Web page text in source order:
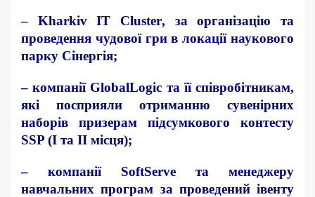
– Kharkiv IT Cluster, за організацію та
проведення чудової гри в локації наукового
парку Сінергія;
–компанії GlobalLogic та її співробітникам,
які посприяли отриманню сувенірних
наборів призерам підсумкового контесту
SSP (І та ІІ місця);
– компанії SoftServe та менеджеру
навчальних програм за проведений івенту